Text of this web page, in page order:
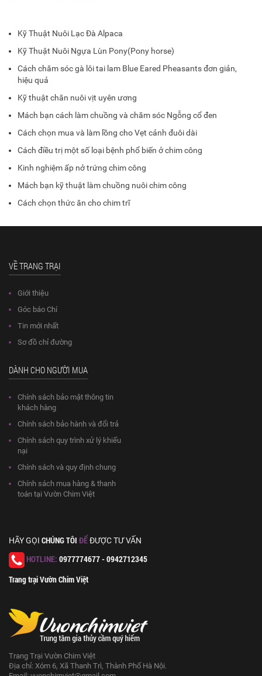
Kỹ Thuật Nuôi Lạc Đà Alpaca
Kỹ Thuật Nuôi Ngựa Lùn Pony(Pony horse)
Cách chăm sóc gà lôi tai lam Blue Eared Pheasants đơn giản,
hiệu quả
Kỹ thuật chăn nuôi vịt uyên ương
Mách bạn cách làm chuồng và chăm sóc Ngỗng cổ đen
Cách chọn mua và làm lồng cho Vẹt cảnh đuôi dài
Cách điều trị một số loại bệnh phổ biến ở chim công
Kinh nghiệm ấp nở trứng chim công
Mách bạn kỹ thuật làm chuồng nuôi chim công
Cách chọn thức ăn cho chim trĩ
VỀ TRANG TRẠI
Giới thiệu
Góc báo Chí
Tin mới nhất
Sơ đồ chỉ đường
DÀNH CHO NGƯỜI MUA
Chính sách bảo mật thông tin
khách hàng
Chính sách bảo hành và đổi trả
Chính sách quy trình xử lý khiếu
nại
Chính sách và quy định chung
Chính sách mua hàng & thanh
toán tại Vườn Chim Việt
HÃY GỌI CHÚNG TÔI ĐỂĐƯỢC TƯ VẤN
HOTLINE: 0977774677 - 0942712345
Trang trại Vườn Chim Việt
Trang Trại Vườn Chim Việt
Địa chỉ: Xóm 6, Xã Thanh Trì, Thành Phố Hà Nội.